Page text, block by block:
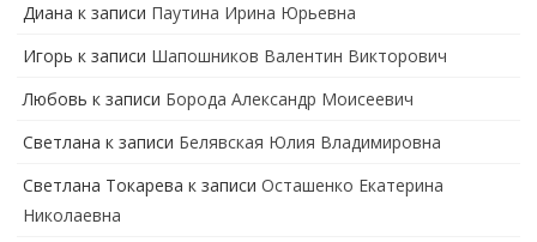
Диана к записи Паутина Ирина Юрьевна
Игорь к записи Шапошников Валентин Викторович
Любовь к записи Борода Александр Моисеевич
Светлана к записи Белявская Юлия Владимировна
Cветлана Токарева к записи Осташенко Екатерина
Николаевна